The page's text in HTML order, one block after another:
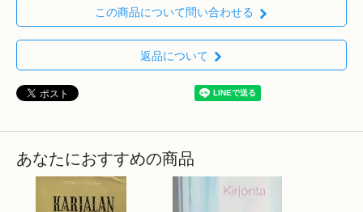
この商品について問い合わせる
返品について
あなたにおすすめの商品